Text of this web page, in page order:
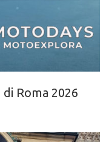
Roma 2026